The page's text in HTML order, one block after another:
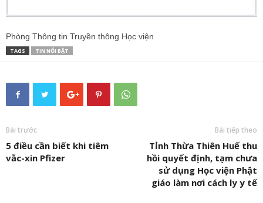
Phòng Thông tin Truyền thông Học viện
TAGS TIN NỔI BẬT
Bài trước
5 điều cần biết khi tiêm
vắc-xin Pfizer
Bài tiếp theo
Tỉnh Thừa Thiên Huế thu
hồi quyết định, tạm chưa
sử dụng Học viện Phật
giáo làm nơi cách ly y tế